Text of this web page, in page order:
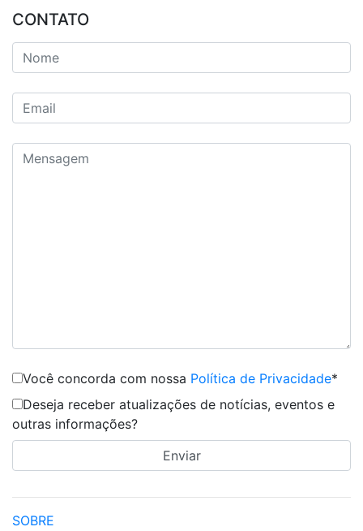
CONTATO
Você concorda com nossa Política de Privacidade*
Deseja receber atualizações de notícias, eventos e
outras informações?
SOBRE